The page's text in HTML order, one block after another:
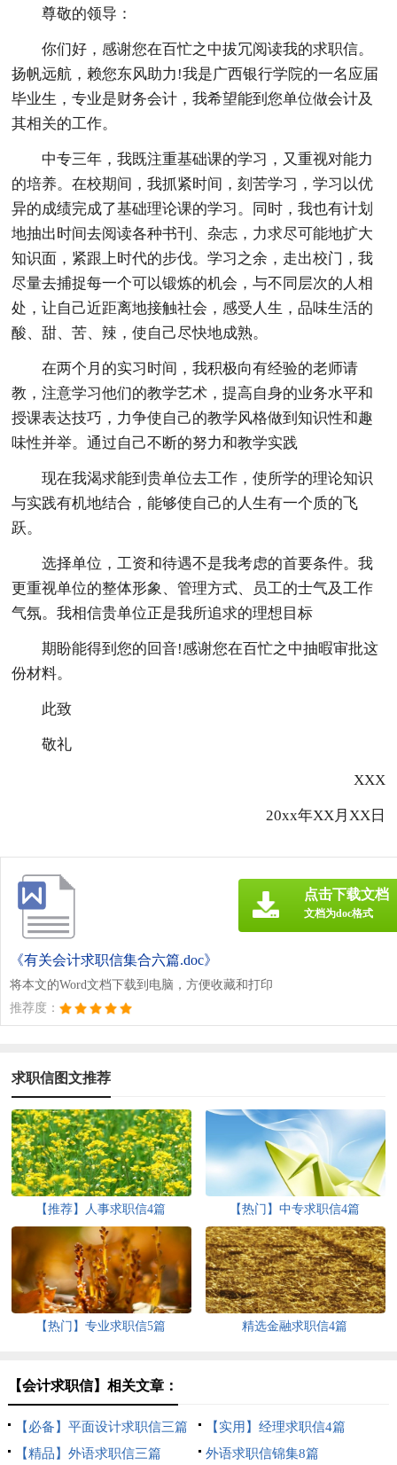
尊敬的领导：
你们好，感谢您在百忙之中拔冗阅读我的求职信。
扬帆远航，赖您东风助力!我是广西银行学院的一名应届
毕业生，专业是财务会计，我希望能到您单位做会计及
其相关的工作。
中专三年，我既注重基础课的学习，又重视对能力
的培养。在校期间，我抓紧时间，刻苦学习，学习以优
异的成绩完成了基础理论课的学习。同时，我也有计划
地抽出时间去阅读各种书刊、杂志，力求尽可能地扩大
知识面，紧跟上时代的步伐。学习之余，走出校门，我
尽量去捕捉每一个可以锻炼的机会，与不同层次的人相
处，让自己近距离地接触社会，感受人生，品味生活的
酸、甜、苦、辣，使自己尽快地成熟。
在两个月的实习时间，我积极向有经验的老师请
教，注意学习他们的教学艺术，提高自身的业务水平和
授课表达技巧，力争使自己的教学风格做到知识性和趣
味性并举。通过自己不断的努力和教学实践
现在我渴求能到贵单位去工作，使所学的理论知识
与实践有机地结合，能够使自己的人生有一个质的飞
跃。
选择单位，工资和待遇不是我考虑的首要条件。我
更重视单位的整体形象、管理方式、员工的士气及工作
气氛。我相信贵单位正是我所追求的理想目标
期盼能得到您的回音!感谢您在百忙之中抽暇审批这
份材料。
此致
敬礼
XXX
20xx年XX月XX日
《有关会计求职信集合六篇.doc》
将本文的Word文档下载到电脑，方便收藏和打印
推荐度：
点击下载文档
文档为doc格式
求职信图文推荐
【推荐】人事求职信4篇 【热门】中专求职信4篇
【热门】专业求职信5篇 精选金融求职信4篇
【会计求职信】相关文章：
【必备】平面设计求职信三篇
【实用】经理求职信4篇
【精品】外语求职信三篇
外语求职信锦集8篇